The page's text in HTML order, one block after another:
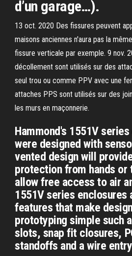
d’un garage…).
13 oct. 2020 Des fissures peuvent
maisons anciennes n'aura pas la
fissure verticale par exemple. 9 nov.
décollement sont utilisés sur des
seul trou ou comme PPV avec une
attaches PPS sont utilisés sur des
les murs en maçonnerie.
Hammond's 1551V
were designed with
vented design will
protection from hands or
allow free access to air
1551V series enclosures
features that make
prototyping simple such
slots, snap fit closures,
standoffs and a wire